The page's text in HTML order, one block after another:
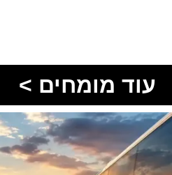
עוד מומחים >